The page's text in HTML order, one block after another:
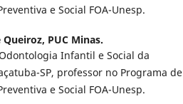
e Social FOA-Unesp.
Queiroz, PUC Minas.
Infantil e Social da
SP, professor no Programa de
e Social FOA-Unesp.